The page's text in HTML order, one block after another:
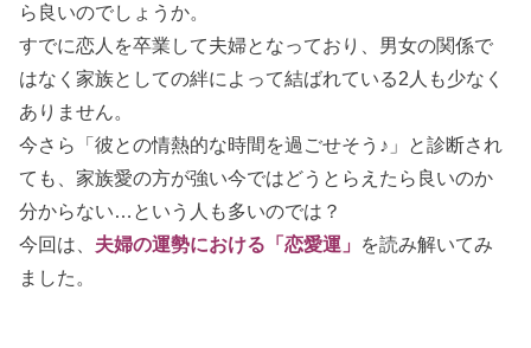
ら良いのでしょうか。
すでに恋人を卒業して夫婦となっており、男女の関係で
はなく家族としての絆によって結ばれている2人も少なく
ありません。
今さら「彼との情熱的な時間を過ごせそう♪」と診断され
ても、家族愛の方が強い今ではどうとらえたら良いのか
分からない…という人も多いのでは？
今回は、 夫婦の運勢における「恋愛運」 を読み解いてみ
ました。